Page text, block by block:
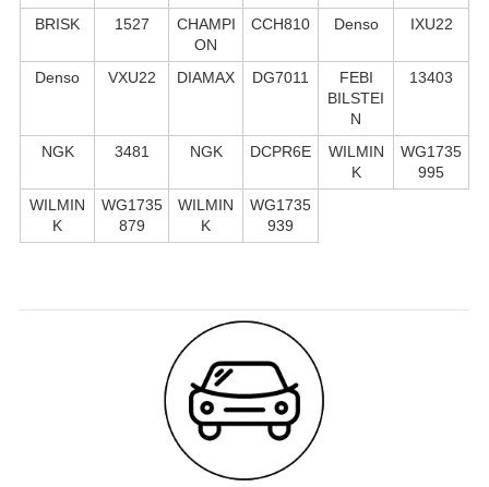
BRISK 1527
CHAMPI
ON
CCH810 Denso IXU22
Denso VXU22 DIAMAX DG7011
FEBI
BILSTEI
N
13403
NGK 3481 NGK DCPR6E
WILMIN
K
WG1735
995
WILMIN
K
WG1735
879
WILMIN
K
WG1735
939